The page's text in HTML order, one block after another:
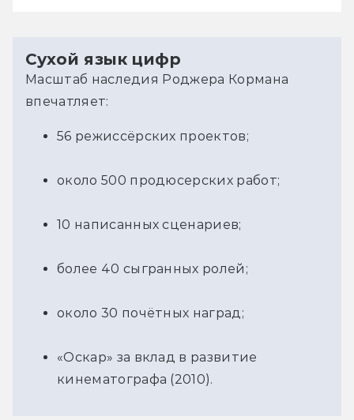
Сухой язык цифр
Масштаб наследия Роджера Кормана
впечатляет:
56 режиссёрских проектов;
около 500 продюсерских работ;
10 написанных сценариев;
более 40 сыгранных ролей;
около 30 почётных наград;
«Оскар» за вклад в развитие
кинематографа (2010).